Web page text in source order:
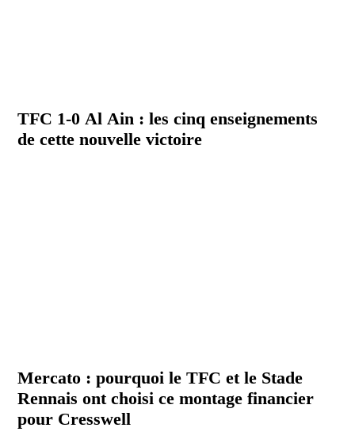
TFC 1-0 Al Ain : les cinq enseignements
de cette nouvelle victoire
Mercato : pourquoi le TFC et le Stade
Rennais ont choisi ce montage financier
pour Cresswell